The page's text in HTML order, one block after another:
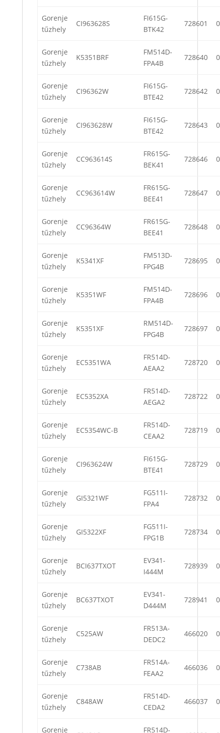
Gorenje
tűzhely
CI963628S
FI615G-
BTK42
728601
Gorenje
tűzhely
K5351BRF
FM514D-
FPA4B
728640
Gorenje
tűzhely
CI96362W
FI615G-
BTE42
728642
Gorenje
tűzhely
CI963628W
FI615G-
BTE42
728643
Gorenje
tűzhely
CC963614S
FR615G-
BEK41
728646
Gorenje
tűzhely
CC963614W
FR615G-
BEE41
728647
Gorenje
tűzhely
CC96364W
FR615G-
BEE41
728648
Gorenje
tűzhely
K5341XF
FM513D-
FPG4B
728695
Gorenje
tűzhely
K5351WF
FM514D-
FPA4B
728696
Gorenje
tűzhely
K5351XF
RM514D-
FPG4B
728697
Gorenje
tűzhely
EC5351WA
FR514D-
AEAA2
728720
Gorenje
tűzhely
EC5352XA
FR514D-
AEGA2
728722
Gorenje
tűzhely
EC5354WC-B
FR514D-
CEAA2
728719
Gorenje
tűzhely
CI963624W
FI615G-
BTE41
728729
Gorenje
tűzhely
GI5321WF
FG511I-
FPA4
728732
Gorenje
tűzhely
GI5322XF
FG511I-
FPG1B
728734
Gorenje
tűzhely
BCI637TXOT
EV341-
I444M
728939
Gorenje
tűzhely
BC637TXOT
EV341-
D444M
728941
Gorenje
tűzhely
C525AW
FR513A-
DEDC2
466020
Gorenje
tűzhely
C738AB
FR514A-
FEAA2
466036
Gorenje
tűzhely
C848AW
FR514D-
CEDA2
466037
Gorenje
FR514D-